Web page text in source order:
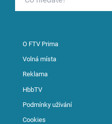
O FTV Prima
Volná místa
Reklama
HbbTV
Podmínky užívání
Cookies